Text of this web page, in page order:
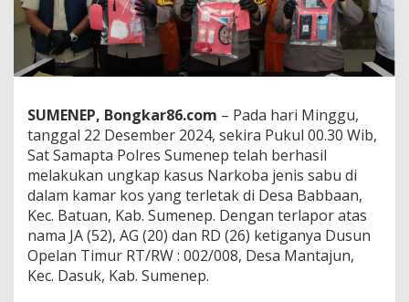
p
K
a
u
N
a
k
o
a
d
a
n
A
m
SUMENEP, Bongkar86.com – Pada hari Minggu,
tanggal 22 Desember 2024, sekira Pukul 00.30 Wib,
Sat Samapta Polres Sumenep telah berhasil
melakukan ungkap kasus Narkoba jenis sabu di
dalam kamar kos yang terletak di Desa Babbaan,
Kec. Batuan, Kab. Sumenep. Dengan terlapor atas
nama JA (52), AG (20) dan RD (26) ketiganya Dusun
Opelan Timur RT/RW : 002/008, Desa Mantajun,
Kec. Dasuk, Kab. Sumenep.